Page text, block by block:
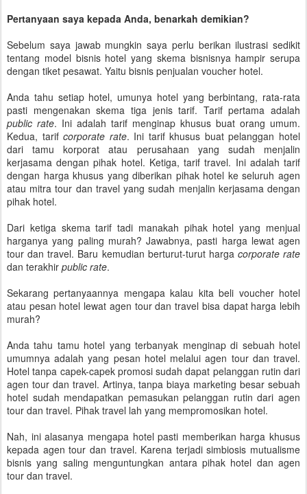
Pertanyaan saya kepada Anda, benarkah demikian?
Sebelum saya jawab mungkin saya perlu berikan ilustrasi sedikit
tentang model bisnis hotel yang skema bisnisnya hampir serupa
dengan tiket pesawat. Yaitu bisnis penjualan voucher hotel.
Anda tahu setiap hotel, umunya hotel yang berbintang, rata-rata
pasti mengenakan skema tiga jenis tarif. Tarif pertama adalah
public rate. Ini adalah tarif menginap khusus buat orang umum.
Kedua, tarifcorporate rate. Ini tarif khusus buat pelanggan hotel
dari tamu korporat atau perusahaan yang sudah menjalin
kerjasama dengan pihak hotel. Ketiga, tarif travel. Ini adalah tarif
dengan harga khusus yang diberikan pihak hotel ke seluruh agen
atau mitra tour dan travel yang sudah menjalin kerjasama dengan
pihak hotel.
Dari ketiga skema tarif tadi manakah pihak hotel yang menjual
harganya yang paling murah? Jawabnya, pasti harga lewat agen
tour dan travel. Baru kemudian berturut-turut harga corporate rate
dan terakhir public rate.
Sekarang pertanyaannya mengapa kalau kita beli voucher hotel
atau pesan hotel lewat agen tour dan travel bisa dapat harga lebih
murah?
Anda tahu tamu hotel yang terbanyak menginap di sebuah hotel
umumnya adalah yang pesan hotel melalui agen tour dan travel.
Hotel tanpa capek-capek promosi sudah dapat pelanggan rutin dari
agen tour dan travel. Artinya, tanpa biaya marketing besar sebuah
hotel sudah mendapatkan pemasukan pelanggan rutin dari agen
tour dan travel. Pihak travel lah yang mempromosikan hotel.
Nah, ini alasanya mengapa hotel pasti memberikan harga khusus
kepada agen tour dan travel. Karena terjadi simbiosis mutualisme
bisnis yang saling menguntungkan antara pihak hotel dan agen
tour dan travel.